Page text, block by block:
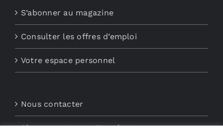
S’abonner au magazine
Consulter les offres d’emploi
Votre espace personnel
Nous contacter
Abonnements aux Newsletters